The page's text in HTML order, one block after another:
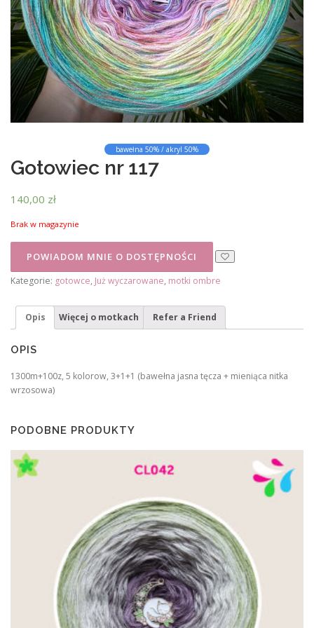
bawełna 50% / akryl 50%
Gotowiec nr 117
140,00 zł
Brak w magazynie
Kategorie: gotowce, Już wyczarowane, motki ombre
Opis Więcej o motkach Refer a Friend
OPIS
1300m+100z, 5 kolorow, 3+1+1 (bawełna jasna tęcza + mieniąca nitka
wrzosowa)
PODOBNE PRODUKTY